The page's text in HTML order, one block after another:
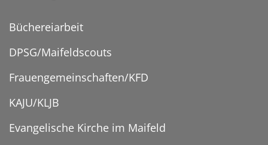
Büchereiarbeit
DPSG/Maifeldscouts
Frauengemeinschaften/KFD
KAJU/KLJB
Evangelische Kirche im Maifeld